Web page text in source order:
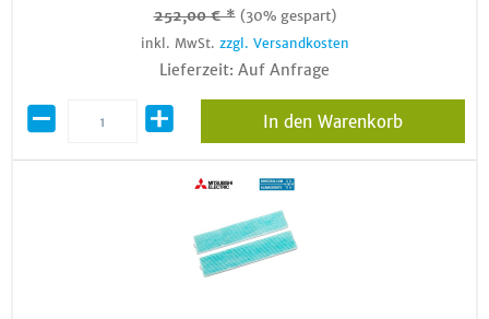
252,00 € * (30% gespart)
inkl. MwSt. zzgl. Versandkosten
Lieferzeit: Auf Anfrage
In den Warenkorb